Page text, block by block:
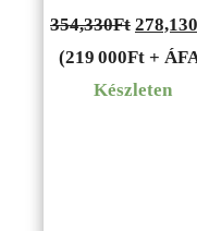
354,330Ft
price
was:
278,130
(219 000Ft +
Készleten